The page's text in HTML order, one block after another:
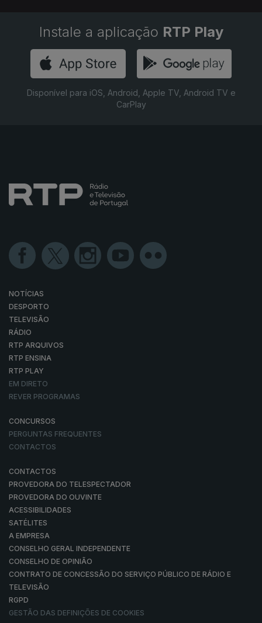
Instale a aplicação RTP Play
Disponível para iOS, Android, Apple TV, Android TV e
CarPlay
NOTÍCIAS
DESPORTO
TELEVISÃO
RÁDIO
RTP ARQUIVOS
RTP ENSINA
RTP PLAY
EM DIRETO
REVER PROGRAMAS
CONCURSOS
PERGUNTAS FREQUENTES
CONTACTOS
CONTACTOS
PROVEDORA DO TELESPECTADOR
PROVEDORA DO OUVINTE
ACESSIBILIDADES
SATÉLITES
A EMPRESA
CONSELHO GERAL INDEPENDENTE
CONSELHO DE OPINIÃO
CONTRATO DE CONCESSÃO DO SERVIÇO PÚBLICO DE RÁDIO E
TELEVISÃO
RGPD
GESTÃO DAS DEFINIÇÕES DE COOKIES